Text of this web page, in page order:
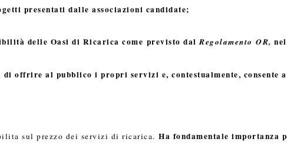
presentati dalle associazioni candidate;
delle Oasi di Ricarica come previsto dalRegolamento OR,
di offrire al pubblico i propri servizi e, contestualmente,
sul prezzo dei servizi di ricarica. Ha fondamentale importanza